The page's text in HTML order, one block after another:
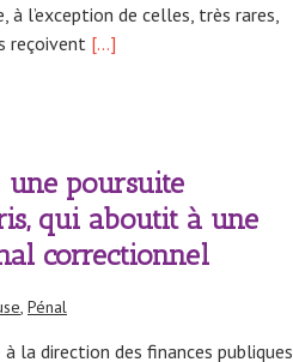
l’exception de celles, très rares,
reçoivent […]
une poursuite
qui aboutit à une
correctionnel
la direction des finances publiques,
, Pénal